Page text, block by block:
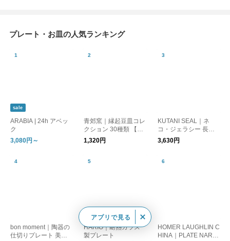
プレート・お皿の人気ランキング
sale
ARABIA | 24h アベッ
ク
3,080円～
青郊窯｜縁起豆皿コレ
クション 30種類 【九
谷焼・和食器】【ギフ
ト】【パンダ柄】
1,320円
KUTANI SEAL｜ネ
コ・ジェラシー 長角
皿 取り皿【猫グッ
ズ】【九谷焼】【プレ
3,630円
bon moment｜陶器の
仕切りプレート 美濃
HARIO｜耐熱ガラス
製プレート
HOMER LAUGHLIN C
HINA｜PLATE NARR
アプリで見る